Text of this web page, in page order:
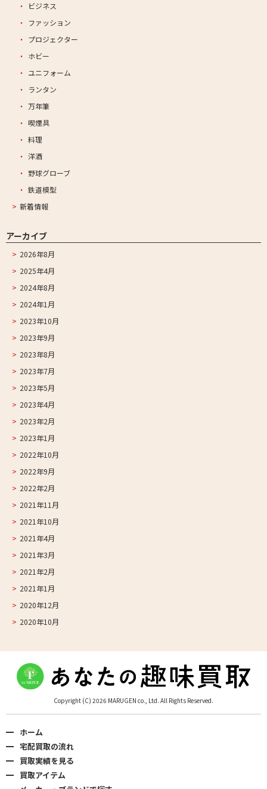
ビジネス
ファッション
プロジェクター
ホビー
ユニフォーム
ランタン
万年筆
喫煙具
料理
洋酒
野球グローブ
鉄道模型
新着情報
アーカイブ
2026年8月
2025年4月
2024年8月
2024年1月
2023年10月
2023年9月
2023年8月
2023年7月
2023年5月
2023年4月
2023年2月
2023年1月
2022年10月
2022年9月
2022年2月
2021年11月
2021年10月
2021年4月
2021年3月
2021年2月
2021年1月
2020年12月
2020年10月
Copyright (C) 2026 MARUGEN co., Ltd. All Rights Reserved.
ホーム
宅配買取の流れ
買取実績を見る
買取アイテム